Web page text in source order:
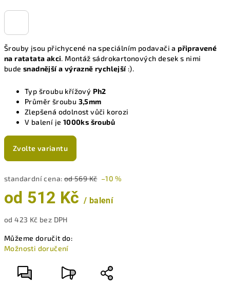
Šrouby jsou přichycené na speciálním podavači apřipravené
na ratatata akci. Montáž sádrokartonových desek s nimi
bude snadnější a výrazně rychlejší:).
Typ šroubu křížový Ph2
Průměr šroubu 3,5mm
Zlepšená odolnost vůči korozi
V balení je 1000ks šroubů
Zvolte variantu
standardní cena: od 569 Kč –10 %
od 512 Kč / balení
od423 Kč bez DPH
cena:
Můžeme doručit do:
Možnosti doručení